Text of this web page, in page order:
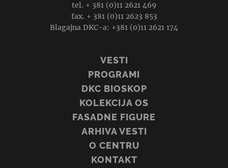
tel. + 381 (0)11 2621 469
fax. + 381 (0)11 2623 853
Blagajna DKC-a: +381 (0)11 2621 174
VESTI
PROGRAMI
DKC BIOSKOP
KOLEKCIJA OS
FASADNE FIGURE
ARHIVA VESTI
O CENTRU
KONTAKT